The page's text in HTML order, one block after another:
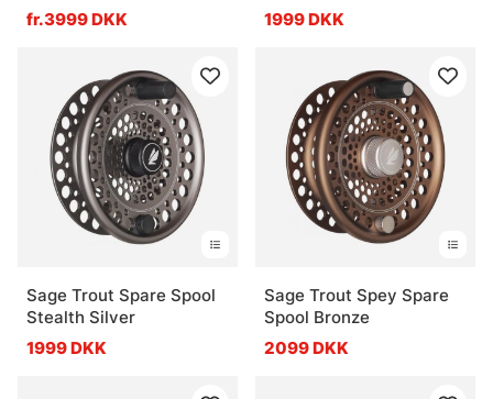
fr.3999 DKK
1999 DKK
Sage Trout Spare Spool
Stealth Silver
1999 DKK
Sage Trout Spey Spare
Spool Bronze
2099 DKK